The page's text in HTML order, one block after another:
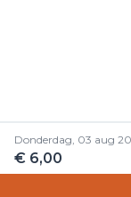
Donderdag, 03 aug
€ 6,00 ©